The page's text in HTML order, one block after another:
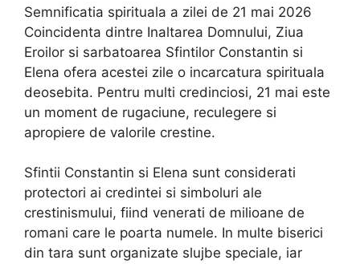
Semnificatia spirituala a zilei de 21 mai 2026
Coincidenta dintre Inaltarea Domnului, Ziua
Eroilor si sarbatoarea Sfintilor Constantin si
Elena ofera acestei zile o incarcatura spirituala
deosebita. Pentru multi credinciosi, 21 mai este
un moment de rugaciune, reculegere si
apropiere de valorile crestine.
Sfintii Constantin si Elena sunt considerati
protectori ai credintei si simboluri ale
crestinismului, fiind venerati de milioane de
romani care le poarta numele. In multe biserici
din tara sunt organizate slujbe speciale, iar